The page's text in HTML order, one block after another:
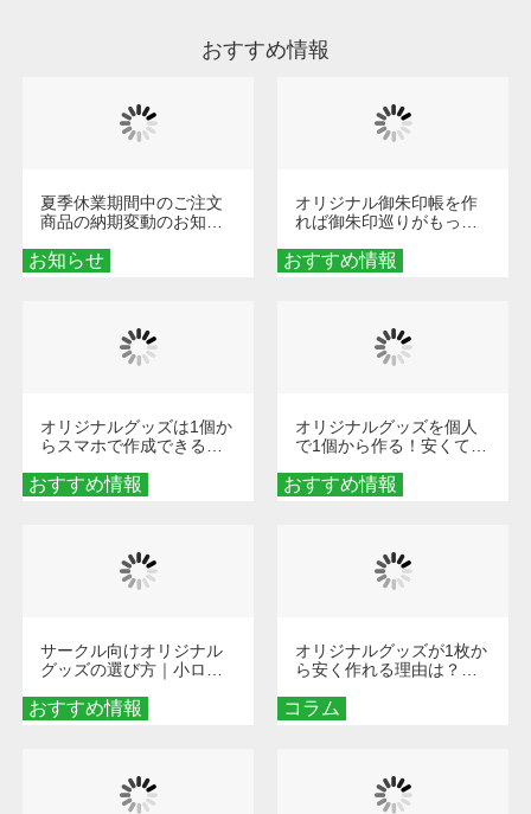
おすすめ情報
お知らせ
夏季休業期間中のご注文
商品の納期変動のお知ら
おすすめ情報
オリジナル御朱印帳を作
れば御朱印巡りがもっと
ダーメイドする魅力と選
び方
おすすめ情報
オリジナルグッズは1個か
らスマホで作成できる！
くなる巾着＆ポーチ活用
術
おすすめ情報
オリジナルグッズを個人
で1個から作る！安くて簡
秘訣
おすすめ情報
サークル向けオリジナル
グッズの選び方｜小ロッ
める秘訣
コラム
オリジナルグッズが1枚か
ら安く作れる理由は？オ
とメリットを解説